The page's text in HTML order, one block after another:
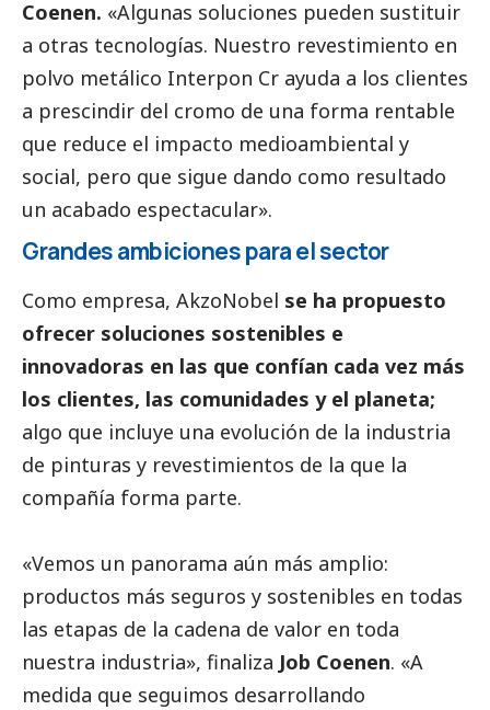
Coenen. «Algunas soluciones pueden sustituir
a otras tecnologías. Nuestro revestimiento en
polvo metálico Interpon Cr ayuda a los clientes
a prescindir del cromo de una forma rentable
que reduce el impacto medioambiental y
social, pero que sigue dando como resultado
un acabado espectacular».
Grandes ambiciones para el sector
Como empresa, AkzoNobel se ha propuesto
ofrecer soluciones sostenibles e
innovadoras en las que confían cada vez más
los clientes, las comunidades y el planeta;
algo que incluye una evolución de la industria
de pinturas y revestimientos de la que la
compañía forma parte.
«Vemos un panorama aún más amplio:
productos más seguros y sostenibles en todas
las etapas de la cadena de valor en toda
nuestra industria», finaliza Job Coenen. «A
medida que seguimos desarrollando